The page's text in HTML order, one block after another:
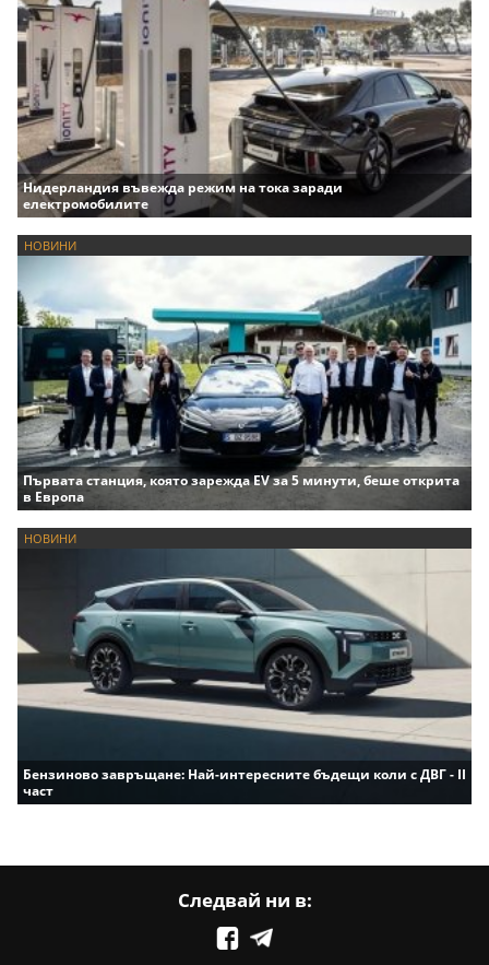
Нидерландия въвежда режим на тока заради
електромобилите
НОВИНИ
Първата станция, която зарежда EV за 5 минути, беше открита
в Европа
НОВИНИ
Бензиново завръщане: Най-интересните бъдещи коли с ДВГ - II
част
Следвай ни в: